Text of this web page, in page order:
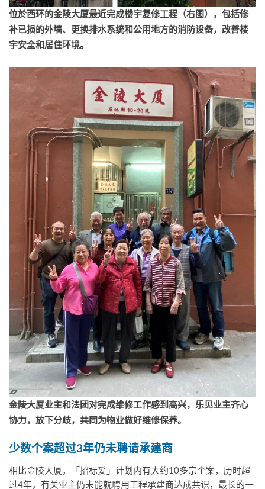
位於西环的金陵大厦最近完成楼宇复修工程（右图），包括修
补已损的外墙、更换排水系统和公用地方的消防设备，改善楼
宇安全和居住环境。
金陵大厦业主和法团对完成维修工作感到高兴，乐见业主齐心
协力，放下分歧，共同为物业做好维修保养。
少数个案超过3年仍未聘请承建商
相比金陵大厦，「招标妥」计划内有大约10多宗个案，历时超
过4年，有关业主仍未能就聘用工程承建商达成共识，最长的一